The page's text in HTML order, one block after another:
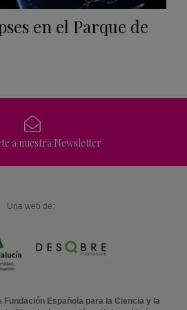
en el Parque de
a nuestra Newsletter
Una web de:
Fundación Española para la Ciencia y la